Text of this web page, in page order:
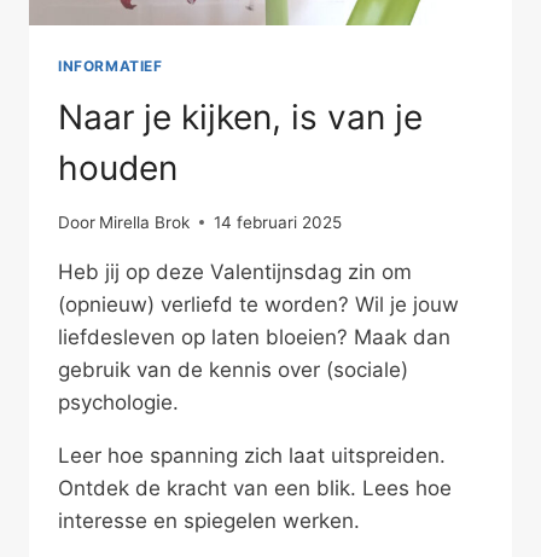
INFORMATIEF
Naar je kijken, is van je
houden
Door Mirella Brok 14 februari 2025
Heb jij op deze Valentijnsdag zin om
(opnieuw) verliefd te worden? Wil je jouw
liefdesleven op laten bloeien? Maak dan
gebruik van de kennis over (sociale)
psychologie.
Leer hoe spanning zich laat uitspreiden.
Ontdek de kracht van een blik. Lees hoe
interesse en spiegelen werken.